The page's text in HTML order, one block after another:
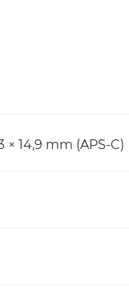
× 14,9 mm (APS-C)